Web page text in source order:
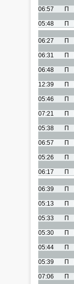
06:57 П
05:48 П
06:27 П
06:31 П
06:48 П
12:39 П
05:46 П
07:21 П
05:38 П
06:57 П
05:26 П
06:17 П
06:39 П
05:13 П
05:33 П
05:30 П
05:44 П
05:39 П
07:06 П